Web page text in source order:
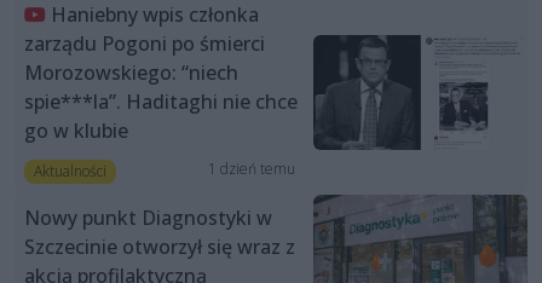
Haniebny wpis członka
zarządu Pogoni po śmierci
Morozowskiego: “niech
spie***la”. Haditaghi nie chce
go w klubie
Aktualności 1 dzień temu
Nowy punkt Diagnostyki w
Szczecinie otworzył się wraz z
akcją profilaktyczną